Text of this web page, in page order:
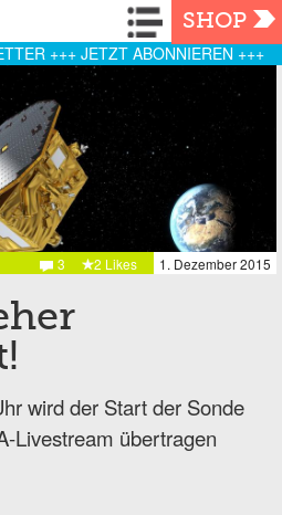
Navigation
SHOP
+++ JETZT ABONNIEREN +++
1. Dezember 2015
2 Likes
3
wird der Start der Sonde
Livestream übertragen